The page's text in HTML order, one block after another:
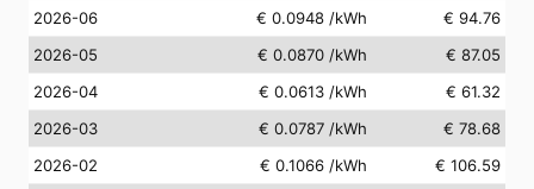
2026-06
€ 0.0948 /kWh
€ 94.76
2026-05
€ 0.0870 /kWh
€ 87.05
2026-04
€ 0.0613 /kWh
€ 61.32
2026-03
€ 0.0787 /kWh
€ 78.68
2026-02
€ 0.1066 /kWh
€ 106.59